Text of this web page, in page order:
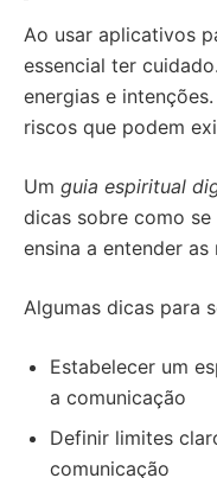
Ao usar aplicativos
essencial ter
energias e
riscos que podem
Um guia espiritual
dicas sobre como
ensina a entender
Algumas dicas para
Estabelecer um
a comunicação
Definir limites
comunicação